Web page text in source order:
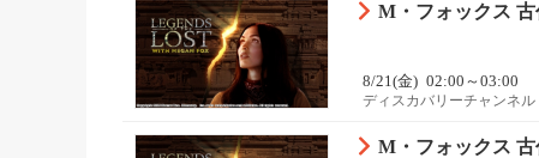
M・フォックス
8/21(金) 02:00～03:00
ディスカバリーチャンネル
M・フォックス